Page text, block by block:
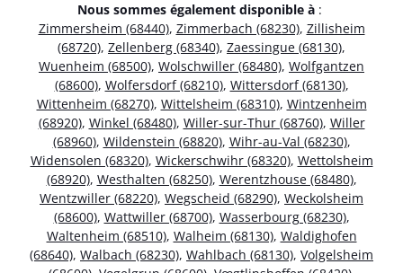
Nous sommes également disponible à :
Zimmersheim (68440), Zimmerbach (68230), Zillisheim
(68720), Zellenberg (68340), Zaessingue (68130),
Wuenheim (68500), Wolschwiller (68480), Wolfgantzen
(68600), Wolfersdorf (68210), Wittersdorf (68130),
Wittenheim (68270), Wittelsheim (68310), Wintzenheim
(68920), Winkel (68480), Willer-sur-Thur (68760), Willer
(68960), Wildenstein (68820), Wihr-au-Val (68230),
Widensolen (68320), Wickerschwihr (68320), Wettolsheim
(68920), Westhalten (68250), Werentzhouse (68480),
Wentzwiller (68220), Wegscheid (68290), Weckolsheim
(68600), Wattwiller (68700), Wasserbourg (68230),
Waltenheim (68510), Walheim (68130), Waldighofen
(68640), Walbach (68230), Wahlbach (68130), Volgelsheim